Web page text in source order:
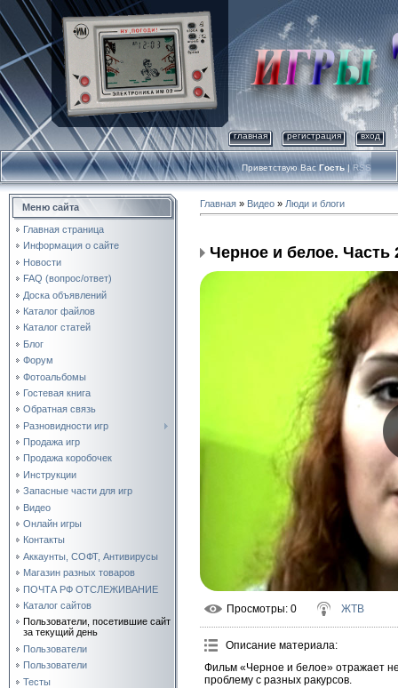
главная регистрация вход
Приветствую Вас Гость | RSS
Меню сайта
Главная страница
Информация о сайте
Новости
FAQ (вопрос/ответ)
Доска объявлений
Каталог файлов
Каталог статей
Блог
Форум
Фотоальбомы
Гостевая книга
Обратная связь
Разновидности игр
Продажа игр
Продажа коробочек
Инструкции
Запасные части для игр
Видео
Онлайн игры
Контакты
Аккаунты, СОФТ, Антивирусы
Магазин разных товаров
ПОЧТА РФ ОТСЛЕЖИВАНИЕ
Каталог сайтов
Пользователи, посетившие сайт
за текущий день
Пользователи
Пользователи
Тесты
Главная » Видео » Люди и блоги
Черное и белое. Часть
Просмотры: 0 ЖТВ
Описание материала:
Фильм «Черное и белое» отражает
проблему с разных ракурсов.